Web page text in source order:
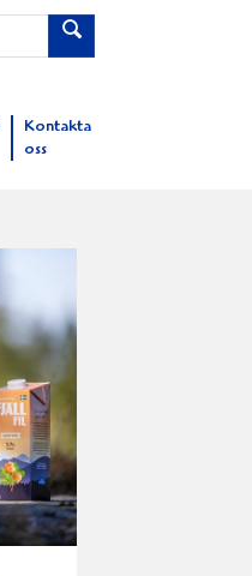
Kontakta
oss